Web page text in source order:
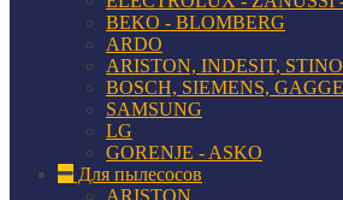
BEKO - BLOMBERG
ARDO
ARISTON, INDESIT,
BOSCH, SIEMENS,
SAMSUNG
LG
GORENJE - ASKO
Для пылесосов
ARISTON